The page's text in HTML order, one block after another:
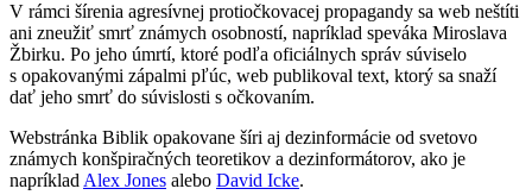
V rámci šírenia agresívnej protiočkovacej propagandy sa web neštíti
ani zneužiť smrť známych osobností, napríklad speváka Miroslava
Žbirku. Po jeho úmrtí, ktoré podľa oficiálnych správ súviselo
s opakovanými zápalmi pľúc, web publikoval text, ktorý sa snaží
dať jeho smrť do súvislosti s očkovaním.
Webstránka Biblik opakovane šíri aj dezinformácie od svetovo
známych konšpiračných teoretikov a dezinformátorov, ako je
napríklad Alex Jones alebo David Icke.